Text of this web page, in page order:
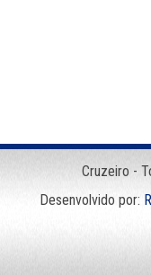
Cruzeiro -
Desenvolvido por: